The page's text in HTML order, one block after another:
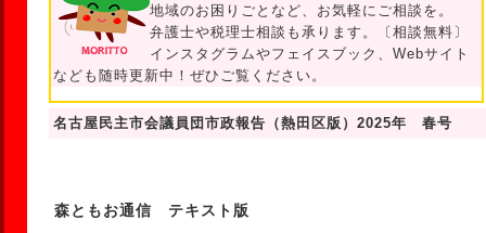
地域のお困りごとなど、お気軽にご相談を。
弁護士や税理士相談も承ります。〔相談無料〕
インスタグラムやフェイスブック、Webサイト
なども随時更新中！ぜひご覧ください。
名古屋民主市会議員団市政報告（熱田区版）2025年 春号
森ともお通信 テキスト版